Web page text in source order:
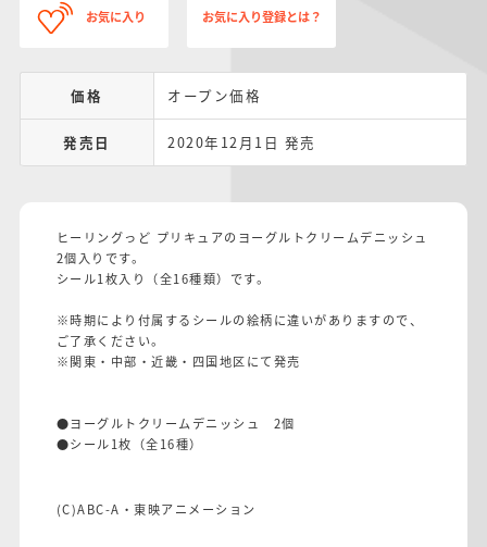
お気に入り お気に入り登録とは？
価格 オープン価格
発売日 2020年12月1日 発売
ヒーリングっど プリキュアのヨーグルトクリームデニッシュ
2個入りです。
シール1枚入り（全16種類）です。
※時期により付属するシールの絵柄に違いがありますので、
ご了承ください。
※関東・中部・近畿・四国地区にて発売
●ヨーグルトクリームデニッシュ 2個
●シール1枚（全16種）
(C)ABC-A・東映アニメーション